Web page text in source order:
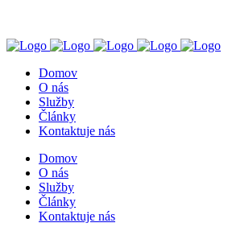
Domov
O nás
Služby
Články
Kontaktuje nás
Domov
O nás
Služby
Články
Kontaktuje nás